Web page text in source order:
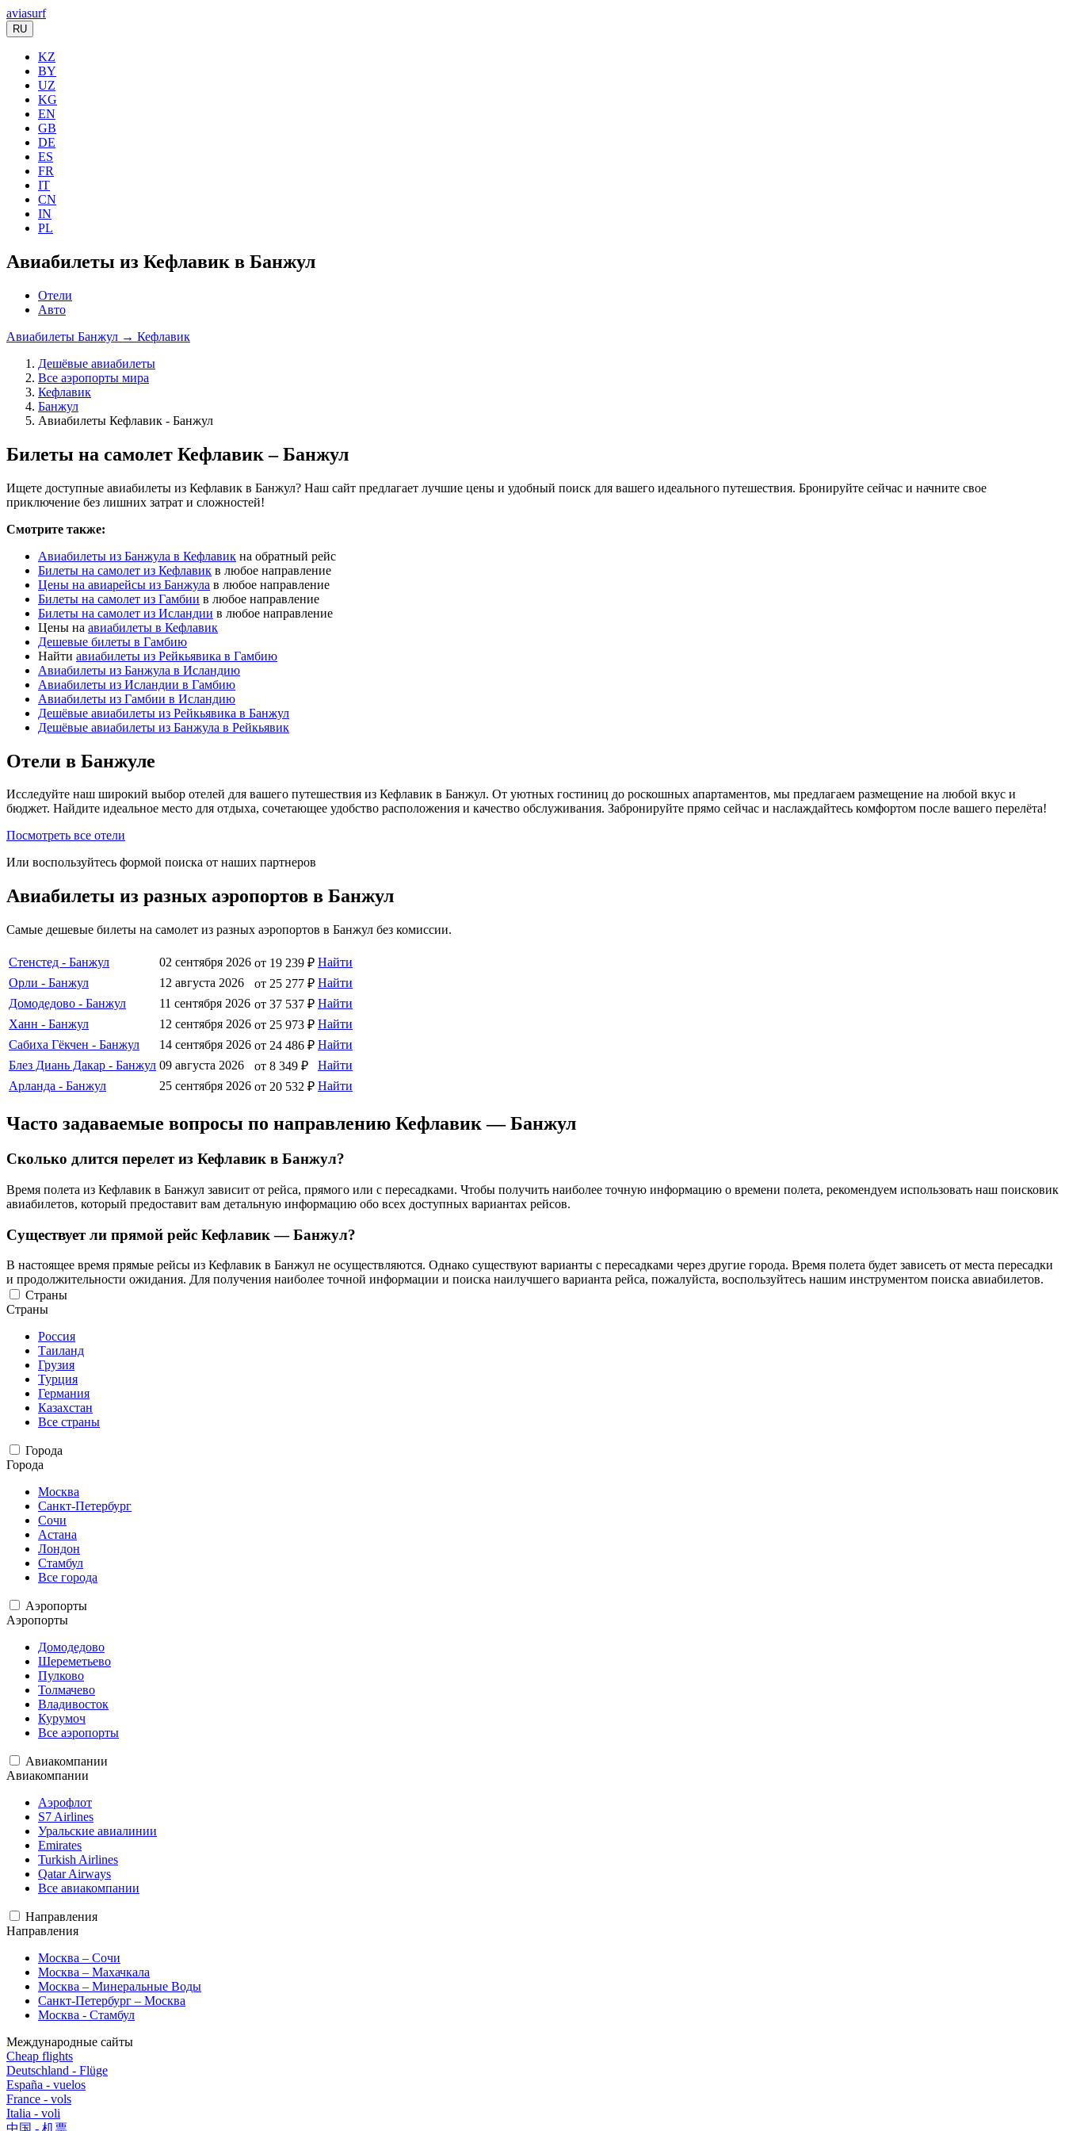
aviasurf
RU
KZ
BY
UZ
KG
EN
GB
DE
ES
FR
IT
CN
IN
PL
Авиабилеты из Кефлавик в Банжул
Отели
Авто
Авиабилеты Банжул → Кефлавик
Дешёвые авиабилеты
Все аэропорты мира
Кефлавик
Банжул
Авиабилеты Кефлавик - Банжул
Билеты на самолет Кефлавик – Банжул
Ищете доступные авиабилеты из Кефлавик в Банжул? Наш сайт предлагает лучшие цены и удобный поиск для вашего идеального путешествия. Бронируйте сейчас и начните свое
приключение без лишних затрат и сложностей!
Смотрите также:
Авиабилеты из Банжула в Кефлавик на обратный рейс
Билеты на самолет из Кефлавик в любое направление
Цены на авиарейсы из Банжула в любое направление
Билеты на самолет из Гамбии в любое направление
Билеты на самолет из Исландии в любое направление
Цены на авиабилеты в Кефлавик
Дешевые билеты в Гамбию
Найти авиабилеты из Рейкьявика в Гамбию
Авиабилеты из Банжула в Исландию
Авиабилеты из Исландии в Гамбию
Авиабилеты из Гамбии в Исландию
Дешёвые авиабилеты из Рейкьявика в Банжул
Дешёвые авиабилеты из Банжула в Рейкьявик
Отели в Банжуле
Исследуйте наш широкий выбор отелей для вашего путешествия из Кефлавик в Банжул. От уютных гостиниц до роскошных апартаментов, мы предлагаем размещение на любой вкус и
бюджет. Найдите идеальное место для отдыха, сочетающее удобство расположения и качество обслуживания. Забронируйте прямо сейчас и наслаждайтесь комфортом после вашего перелёта!
Посмотреть все отели
Или воспользуйтесь формой поиска от наших партнеров
Авиабилеты из разных аэропортов в Банжул
Самые дешевые билеты на самолет из разных аэропортов в Банжул без комиссии.
Стенстед - Банжул 02 сентября 2026 от 19 239 ₽ Найти
Орли - Банжул
12 августа 2026 от 25 277 ₽ Найти
Домодедово - Банжул
11 сентября 2026 от 37 537 ₽ Найти
Ханн - Банжул
12 сентября 2026 от 25 973 ₽ Найти
Сабиха Гёкчен - Банжул
14 сентября 2026 от 24 486 ₽ Найти
Блез Диань Дакар - Банжул 09 августа 2026 от 8 349 ₽
Найти
Арланда - Банжул
25 сентября 2026 от 20 532 ₽ Найти
Часто задаваемые вопросы по направлению Кефлавик — Банжул
Сколько длится перелет из Кефлавик в Банжул?
Время полета из Кефлавик в Банжул зависит от рейса, прямого или с пересадками. Чтобы получить наиболее точную информацию о времени полета, рекомендуем использовать наш поисковик
авиабилетов, который предоставит вам детальную информацию обо всех доступных вариантах рейсов.
Существует ли прямой рейс Кефлавик — Банжул?
В настоящее время прямые рейсы из Кефлавик в Банжул не осуществляются. Однако существуют варианты с пересадками через другие города. Время полета будет зависеть от места пересадки
и продолжительности ожидания. Для получения наиболее точной информации и поиска наилучшего варианта рейса, пожалуйста, воспользуйтесь нашим инструментом поиска авиабилетов.
Страны
Страны
Россия
Таиланд
Грузия
Турция
Германия
Казахстан
Все страны
Города
Города
Москва
Санкт-Петербург
Сочи
Астана
Лондон
Стамбул
Все города
Аэропорты
Аэропорты
Домодедово
Шереметьево
Пулково
Толмачево
Владивосток
Курумоч
Все аэропорты
Авиакомпании
Авиакомпании
Аэрофлот
S7 Airlines
Уральские авиалинии
Emirates
Turkish Airlines
Qatar Airways
Все авиакомпании
Направления
Направления
Москва – Сочи
Москва – Махачкала
Москва – Минеральные Воды
Санкт-Петербург – Москва
Москва - Стамбул
Международные сайты
Cheap flights
Deutschland - Flüge
España - vuelos
France - vols
Italia - voli